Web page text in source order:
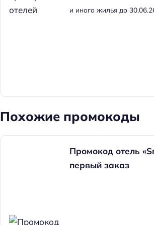
и иного жилья до
Похожие промокоды
Промокод отель
первый заказ